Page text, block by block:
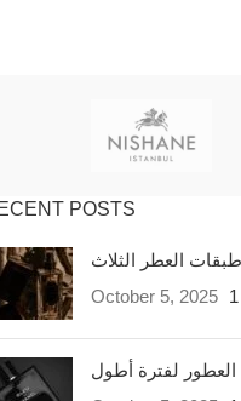
POSTS
العطر الثلاث
October 5, 2025
لفترة أطول